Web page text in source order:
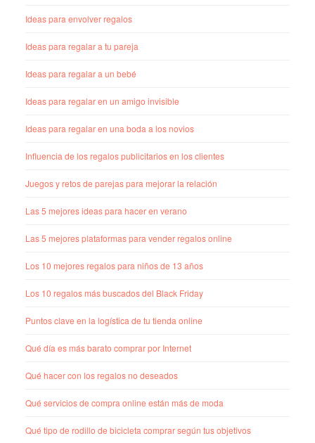
Ideas para envolver regalos
Ideas para regalar a tu pareja
Ideas para regalar a un bebé
Ideas para regalar en un amigo invisible
Ideas para regalar en una boda a los novios
Influencia de los regalos publicitarios en los clientes
Juegos y retos de parejas para mejorar la relación
Las 5 mejores ideas para hacer en verano
Las 5 mejores plataformas para vender regalos online
Los 10 mejores regalos para niños de 13 años
Los 10 regalos más buscados del Black Friday
Puntos clave en la logística de tu tienda online
Qué día es más barato comprar por Internet
Qué hacer con los regalos no deseados
Qué servicios de compra online están más de moda
Qué tipo de rodillo de bicicleta comprar según tus objetivos